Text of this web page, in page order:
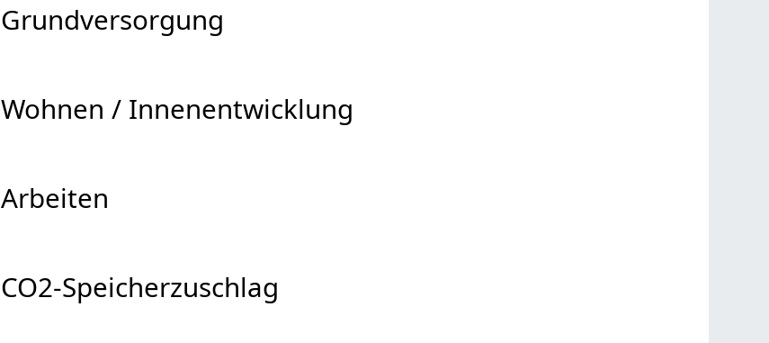
Grundversorgung
Wohnen / Innenentwicklung
Arbeiten
CO2-Speicherzuschlag